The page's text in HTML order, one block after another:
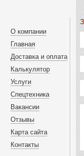
О компании
Главная
Доставка и оплата
Калькулятор
Услуги
Спецтехника
Вакансии
Отзывы
Карта сайта
Контакты